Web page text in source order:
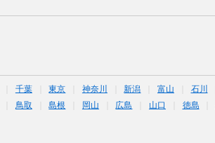
千葉 東京 神奈川 新潟 富山 石川
鳥取 島根 岡山 広島 山口 徳島